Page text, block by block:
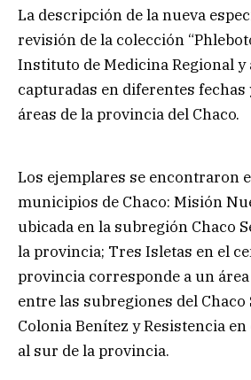
La descripción de la nueva
revisión de la colección
Instituto de Medicina Regional y
capturadas en diferentes fechas
áreas de la provincia del Chaco.
Los ejemplares se encontraron
municipios de Chaco: Misión
ubicada en la subregión Chaco
la provincia; Tres Isletas en el
provincia corresponde a un
entre las subregiones del Chaco
Colonia Benítez y Resistencia en
al sur de la provincia.